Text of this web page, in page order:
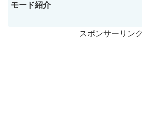
モード紹介
スポンサーリンク